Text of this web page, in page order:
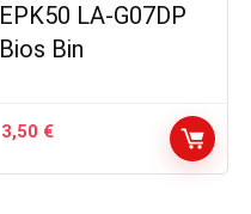
EPK50 LA-G07DP
Bios Bin
3,50 €